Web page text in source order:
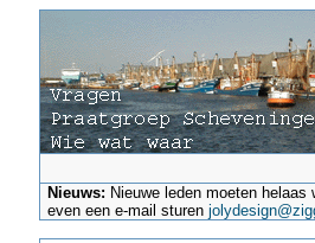
Nieuws: Nieuwe leden moeten
even een e-mail sturen